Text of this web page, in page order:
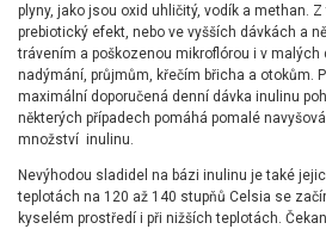
plyny, jako jsou oxid uhličitý, vodík a methan.
prebiotický efekt, nebo ve vyšších dávkách a
trávením a poškozenou mikroflórou i v
nadýmání, průjmům, křečím břicha a otokům.
maximální doporučená denní dávka inulinu
některých případech pomáhá pomalé
množství inulinu.
Nevýhodou sladidel na bázi inulinu je také
teplotách na 120 až 140 stupňů Celsia se
kyselém prostředí i při nižších teplotách.